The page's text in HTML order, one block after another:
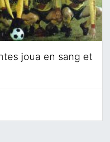
joua en sang et